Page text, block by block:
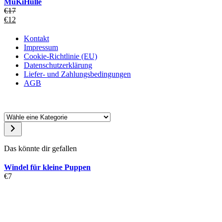
€5.
MuKiHülle
€17
Ursprünglicher
war:
€12
Preis
€12.
Kontakt
Impressum
Cookie-Richtlinie (EU)
Datenschutzerklärung
Liefer- und Zahlungsbedingungen
AGB
Wähle
eine
Kategorie
Das könnte dir gefallen
Windel für kleine Puppen
€7